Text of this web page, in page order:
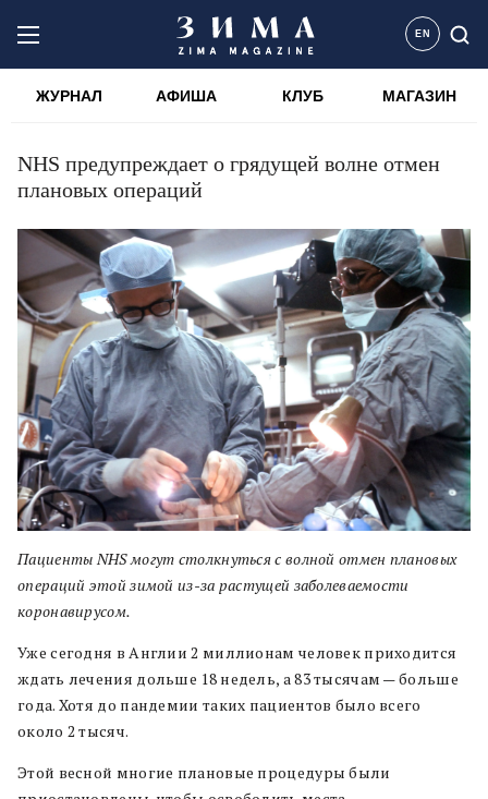
EN
ЖУРНАЛ АФИША КЛУБ МАГАЗИН
NHS предупреждает о грядущей волне отмен
плановых операций
Пациенты NHS могут столкнуться с волной отмен плановых
операций этой зимой из-за растущей заболеваемости
коронавирусом.
Уже сегодня в Англии 2 миллионам человек приходится
ждать лечения дольше 18 недель, а 83 тысячам — больше
года. Хотя до пандемии таких пациентов было всего
около 2 тысяч.
Этой весной многие плановые процедуры были